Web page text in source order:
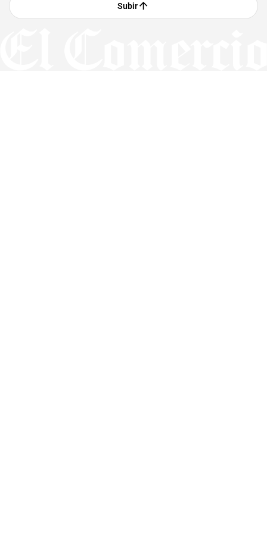
Subir